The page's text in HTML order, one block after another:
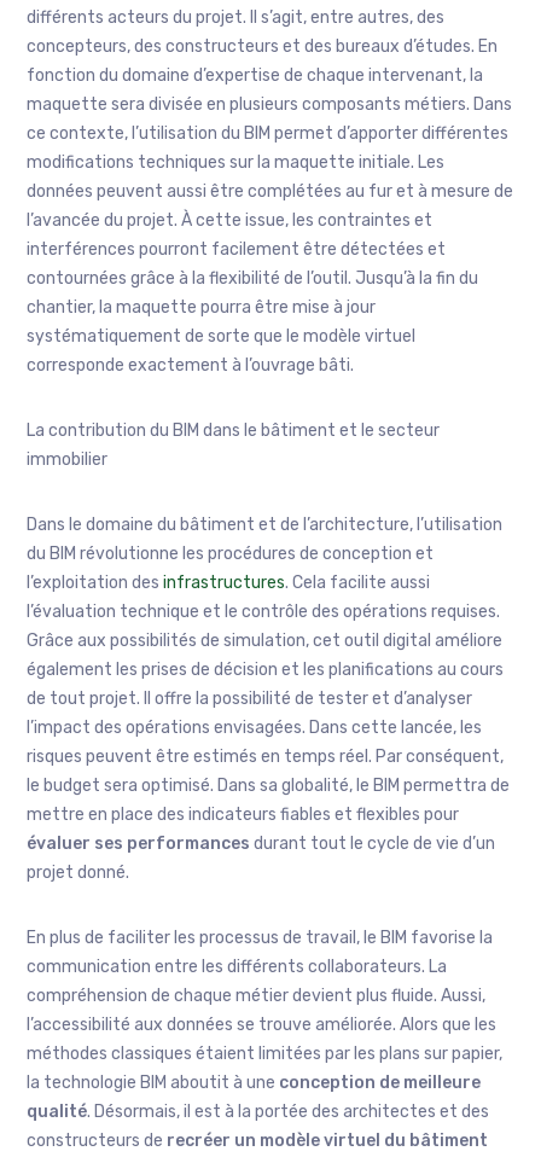
différents acteurs du projet. Il s’agit, entre autres, des
concepteurs, des constructeurs et des bureaux d’études. En
fonction du domaine d’expertise de chaque intervenant, la
maquette sera divisée en plusieurs composants métiers. Dans
ce contexte, l’utilisation du BIM permet d’apporter différentes
modifications techniques sur la maquette initiale. Les
données peuvent aussi être complétées au fur et à mesure de
l’avancée du projet. À cette issue, les contraintes et
interférences pourront facilement être détectées et
contournées grâce à la flexibilité de l’outil. Jusqu’à la fin du
chantier, la maquette pourra être mise à jour
systématiquement de sorte que le modèle virtuel
corresponde exactement à l’ouvrage bâti.
La contribution du BIM dans le bâtiment et le secteur
immobilier
Dans le domaine du bâtiment et de l’architecture, l’utilisation
du BIM révolutionne les procédures de conception et
l’exploitation desinfrastructures. Cela facilite aussi
l’évaluation technique et le contrôle des opérations requises.
Grâce aux possibilités de simulation, cet outil digital améliore
également les prises de décision et les planifications au cours
de tout projet. Il offre la possibilité de tester et d’analyser
l’impact des opérations envisagées. Dans cette lancée, les
risques peuvent être estimés en temps réel. Par conséquent,
le budget sera optimisé. Dans sa globalité, le BIM permettra de
mettre en place des indicateurs fiables et flexibles pour
évaluer ses performances durant tout le cycle de vie d’un
projet donné.
En plus de faciliter les processus de travail, le BIM favorise la
communication entre les différents collaborateurs. La
compréhension de chaque métier devient plus fluide. Aussi,
l’accessibilité aux données se trouve améliorée. Alors que les
méthodes classiques étaient limitées par les plans sur papier,
la technologie BIM aboutit à une conception de meilleure
qualité. Désormais, il est à la portée des architectes et des
constructeurs de recréer un modèle virtuel du bâtiment